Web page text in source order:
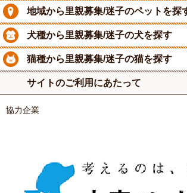
地域から里親募集/迷子のペットを探
犬種から里親募集/迷子の犬を探す
猫種から里親募集/迷子の猫を探す
サイトのご利用にあたって
協力企業